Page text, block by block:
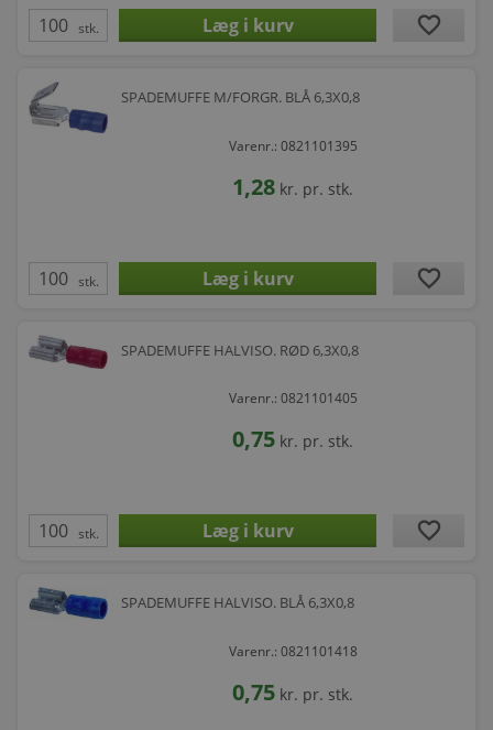
stk. favorite
SPADEMUFFE M/FORGR. BLÅ 6,3X0,8
Varenr.: 0821101395
1,28 kr. pr. stk.
stk. favorite
SPADEMUFFE HALVISO. RØD 6,3X0,8
Varenr.: 0821101405
0,75 kr. pr. stk.
stk. favorite
SPADEMUFFE HALVISO. BLÅ 6,3X0,8
Varenr.: 0821101418
0,75 kr. pr. stk.